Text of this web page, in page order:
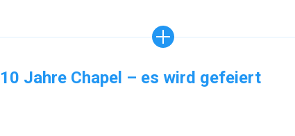
10 Jahre Chapel – es wird gefeiert